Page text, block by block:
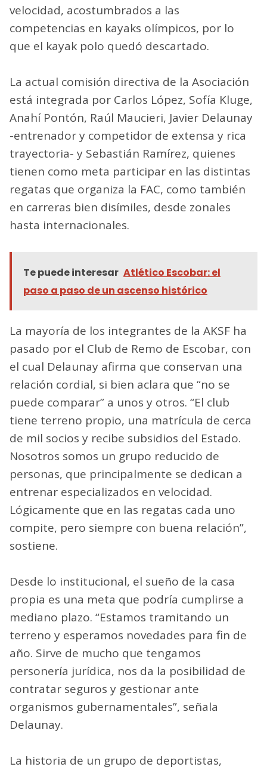
velocidad, acostumbrados a las
competencias en kayaks olímpicos, por lo
que el kayak polo quedó descartado.
La actual comisión directiva de la Asociación
está integrada por Carlos López, Sofía Kluge,
Anahí Pontón, Raúl Maucieri, Javier Delaunay
-entrenador y competidor de extensa y rica
trayectoria- y Sebastián Ramírez, quienes
tienen como meta participar en las distintas
regatas que organiza la FAC, como también
en carreras bien disímiles, desde zonales
hasta internacionales.
Te puede interesar Atlético Escobar: el
paso a paso de un ascenso histórico
La mayoría de los integrantes de la AKSF ha
pasado por el Club de Remo de Escobar, con
el cual Delaunay afirma que conservan una
relación cordial, si bien aclara que “no se
puede comparar” a unos y otros. “El club
tiene terreno propio, una matrícula de cerca
de mil socios y recibe subsidios del Estado.
Nosotros somos un grupo reducido de
personas, que principalmente se dedican a
entrenar especializados en velocidad.
Lógicamente que en las regatas cada uno
compite, pero siempre con buena relación”,
sostiene.
Desde lo institucional, el sueño de la casa
propia es una meta que podría cumplirse a
mediano plazo. “Estamos tramitando un
terreno y esperamos novedades para fin de
año. Sirve de mucho que tengamos
personería jurídica, nos da la posibilidad de
contratar seguros y gestionar ante
organismos gubernamentales”, señala
Delaunay.
La historia de un grupo de deportistas,